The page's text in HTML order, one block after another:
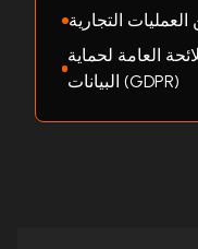
التجارية
العامة لحماية
البيانات (GDPR)